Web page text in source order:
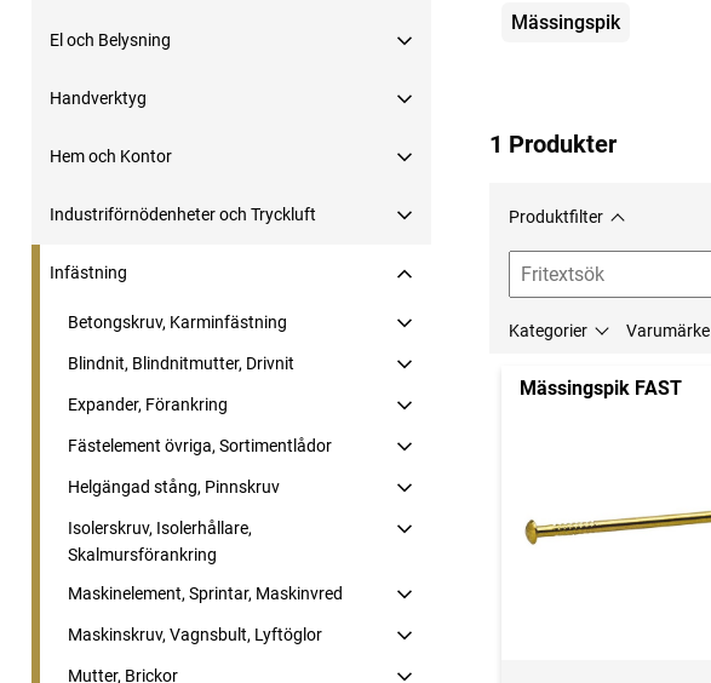
El och Belysning
Handverktyg
Hem och Kontor
Industriförnödenheter och Tryckluft
Infästning
Betongskruv, Karminfästning
Blindnit, Blindnitmutter, Drivnit
Expander, Förankring
Fästelement övriga, Sortimentlådor
Helgängad stång, Pinnskruv
Isolerskruv, Isolerhållare,
Skalmursförankring
Maskinelement, Sprintar, Maskinvred
Maskinskruv, Vagnsbult, Lyftöglor
Mutter, Brickor
Kategorier
Mässingspik
1 Produkter
Produktfilter
Kategorier Varumärke
Mässingspik FAST